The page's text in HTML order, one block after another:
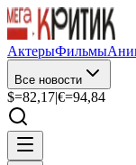
АктерыФильмы
Все новости
$=82,17|€=94,84